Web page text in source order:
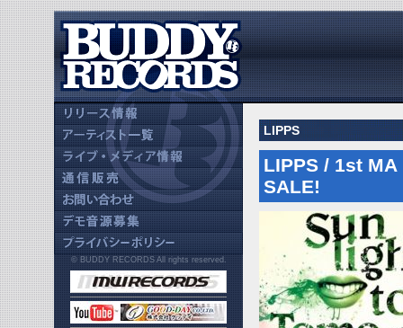
LIPPS
LIPPS / 1st
SALE!
© BUDDY RECORDS All rights reserved.